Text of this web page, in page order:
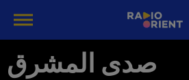
صدى المشرق